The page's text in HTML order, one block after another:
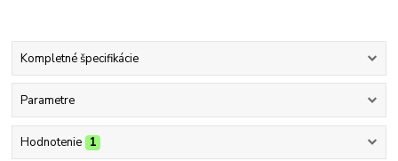
Kompletné špecifikácie
Parametre
Hodnotenie 1